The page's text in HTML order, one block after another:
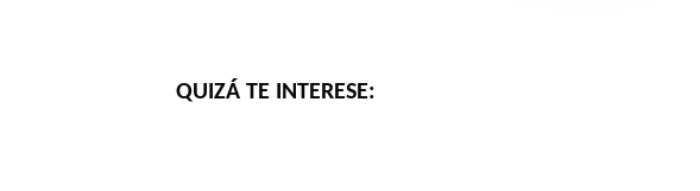
QUIZÁ TE INTERESE: